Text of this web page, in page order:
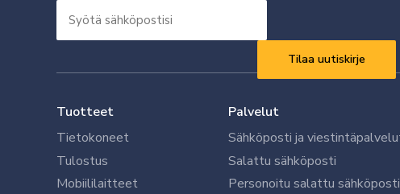
sähköpostisi
Tuotteet
Tietokoneet
Tulostus
Mobiililaitteet
Palvelut
Sähköposti ja
Salattu sähköposti
Personoitu salattu sähköposti